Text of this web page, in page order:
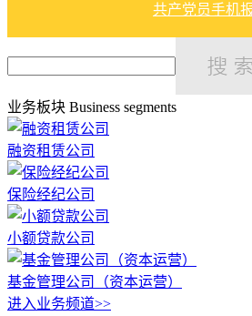
共产党员手机
业务板块 Business segments
融资租赁公司
保险经纪公司
小额贷款公司
基金管理公司（资本运营）
进入业务频道>>